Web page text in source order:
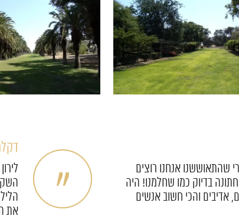
דואג לכל הפרטים הכי
בחיים) במסירות וסבלנות